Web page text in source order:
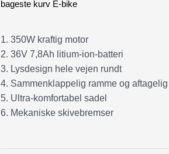
bageste kurv E-bike
1. 350W kraftig motor
2. 36V 7,8Ah litium-ion-batteri
3. Lysdesign hele vejen rundt
4. Sammenklappelig ramme og aftagelig
5. Ultra-komfortabel sadel
6. Mekaniske skivebremser